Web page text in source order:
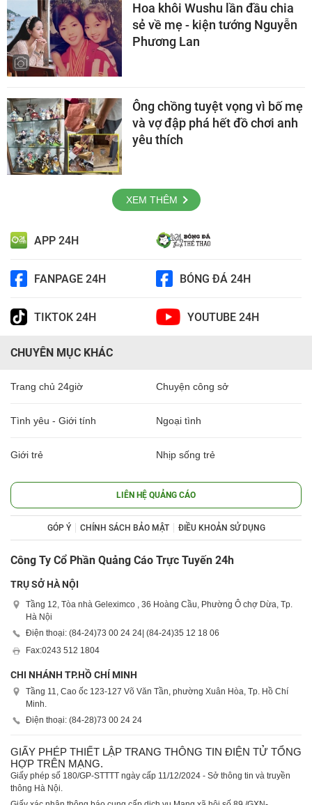
Hoa khôi Wushu lần đầu chia
sẻ về mẹ - kiện tướng Nguyễn
Phương Lan
Ông chồng tuyệt vọng vì bố mẹ
và vợ đập phá hết đồ chơi anh
yêu thích
XEM THÊM
APP 24H
FANPAGE 24H BÓNG ĐÁ 24H
TIKTOK 24H YOUTUBE 24H
CHUYÊN MỤC KHÁC
Trang chủ 24giờ Chuyện công sở
Tình yêu - Giới tính Ngoại tình
Giới trẻ Nhịp sống trẻ
LIÊN HỆ QUẢNG CÁO
GÓP Ý CHÍNH SÁCH BẢO MẬT ĐIỀU KHOẢN SỬ DỤNG
Công Ty Cổ Phần Quảng Cáo Trực Tuyến 24h
TRỤ SỞ HÀ NỘI
Tầng 12, Tòa nhà Geleximco , 36 Hoàng Cầu, Phường Ô chợ Dừa, Tp.
Hà Nội
Điện thoại: (84-24)73 00 24 24 | (84-24)35 12 18 06
Fax:0243 512 1804
CHI NHÁNH TP.HỒ CHÍ MINH
Tầng 11, Cao ốc 123-127 Võ Văn Tần, phường Xuân Hòa, Tp. Hồ Chí
Minh.
Điện thoại: (84-28)73 00 24 24
GIẤY PHÉP THIẾT LẬP TRANG THÔNG TIN ĐIỆN TỬ TỔNG
HỢP TRÊN MẠNG.
Giấy phép số 180/GP-STTTT ngày cấp 11/12/2024 - Sở thông tin và truyền
thông Hà Nội.